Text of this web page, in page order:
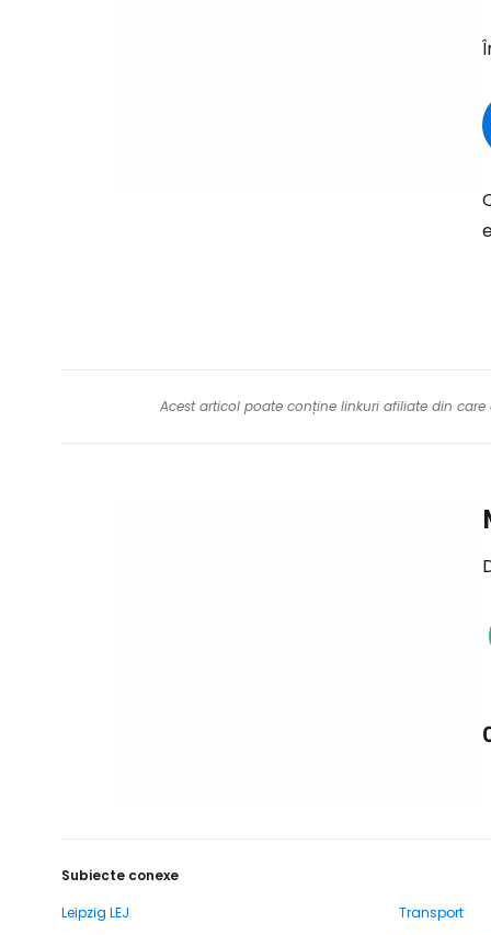
Acest articol poate conține linkuri afiliate din
Subiecte conexe
Leipzig LEJ
Transport